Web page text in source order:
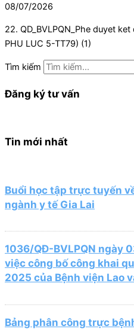
08/07/2026
22. QD_BVLPQN_Phe duyet
PHU LUC 5-TT79) (1)
Tìm kiếm
Đăng ký tư vấn
Tin mới nhất
Buổi học tập trực tuyến
ngành y tế Gia Lai
1036/QĐ-BVLPQN ngày
việc công bố công khai
2025 của Bệnh viện Lao
Bảng phân công trực